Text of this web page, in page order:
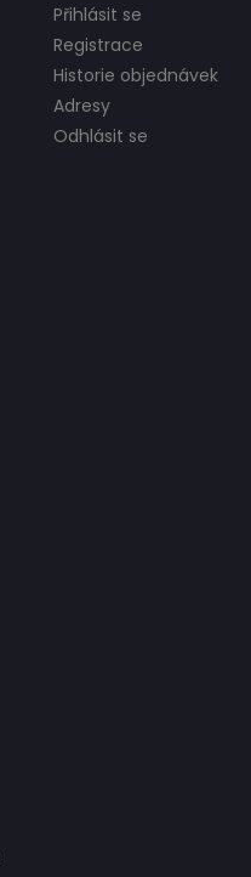
Přihlásit se
Registrace
Historie objednávek
Adresy
Odhlásit se